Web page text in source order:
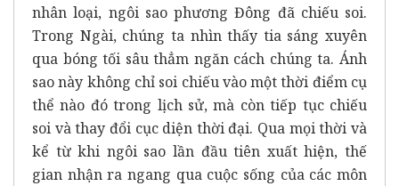
nhân loại, ngôi sao phương Đông đã chiếu soi.
Trong Ngài, chúng ta nhìn thấy tia sáng xuyên
qua bóng tối sâu thẳm ngăn cách chúng ta. Ánh
sao này không chỉ soi chiếu vào một thời điểm cụ
thể nào đó trong lịch sử, mà còn tiếp tục chiếu
soi và thay đổi cục diện thời đại. Qua mọi thời và
kể từ khi ngôi sao lần đầu tiên xuất hiện, thế
gian nhận ra ngang qua cuộc sống của các môn